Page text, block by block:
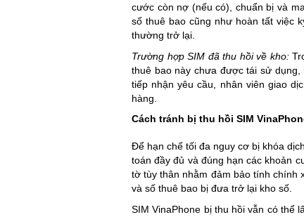
cước còn nợ (nếu có), chuẩn bị và
số thuê bao cũng như hoàn tất việc
thường trở lại.
Trường hợp SIM đã thu hồi về kho:
thuê bao này chưa được tái sử
tiếp nhận yêu cầu, nhân viên giao
hàng.
Cách tránh bị thu hồi SIM
Để hạn chế tối đa nguy cơ bị khóa
toán đầy đủ và đúng hạn các khoản
tờ tùy thân nhằm đảm bảo tính chính
và số thuê bao bị đưa trở lại kho số.
SIM VinaPhone bị thu hồi vẫn có thể